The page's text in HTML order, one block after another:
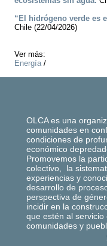
“El hidrógeno verde es
Chile (22/04/2026)
Ver más:
Energía/
OLCA es una
comunidades en
condiciones de
económico
Promovemos la
colectivo, la
experiencias y
desarrollo de
perspectiva de
incidir en la
que estén al
comunidades y